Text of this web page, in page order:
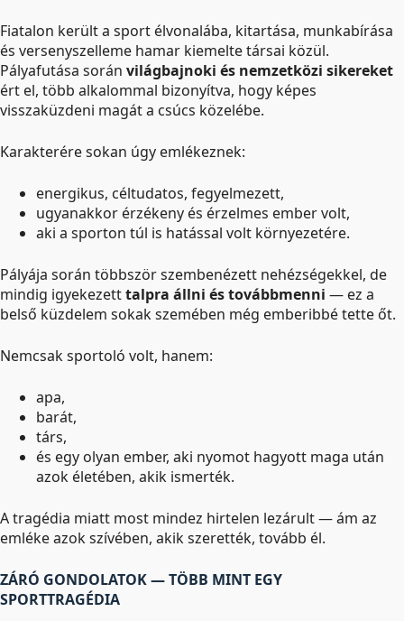
Fiatalon került a sport élvonalába, kitartása, munkabírása
és versenyszelleme hamar kiemelte társai közül.
Pályafutása során világbajnoki és nemzetközi sikereket
ért el, több alkalommal bizonyítva, hogy képes
visszaküzdeni magát a csúcs közelébe.
Karakterére sokan úgy emlékeznek:
energikus, céltudatos, fegyelmezett,
ugyanakkor érzékeny és érzelmes ember volt,
aki a sporton túl is hatással volt környezetére.
Pályája során többször szembenézett nehézségekkel, de
mindig igyekezetttalpra állni és továbbmenni — ez a
belső küzdelem sokak szemében még emberibbé tette őt.
Nemcsak sportoló volt, hanem:
apa,
barát,
társ,
és egy olyan ember, aki nyomot hagyott maga után
azok életében, akik ismerték.
A tragédia miatt most mindez hirtelen lezárult — ám az
emléke azok szívében, akik szerették, tovább él.
ZÁRÓ GONDOLATOK — TÖBB MINT EGY
SPORTTRAGÉDIA